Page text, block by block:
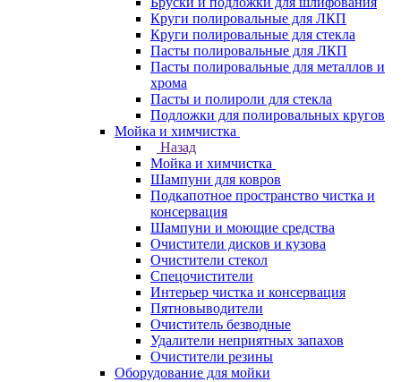
Круги полировальные для ЛКП
Круги полировальные для стекла
Пасты полировальные для ЛКП
Пасты полировальные для металлов и
хрома
Пасты и полироли для стекла
Подложки для полировальных кругов
Мойка и химчистка
Назад
Мойка и химчистка
Шампуни для ковров
Подкапотное пространство чистка и
консервация
Шампуни и моющие средства
Очистители дисков и кузова
Очистители стекол
Спецочистители
Интерьер чистка и консервация
Пятновыводители
Очиститель безводные
Удалители неприятных запахов
Очистители резины
Оборудование для мойки